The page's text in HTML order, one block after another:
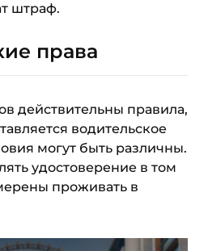
штраф.
права
действительны правила,
водительское
могут быть различны.
удостоверение в том
проживать в